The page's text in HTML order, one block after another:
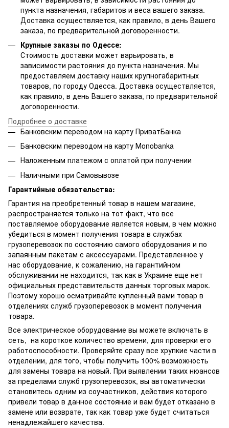
пункта назначения, габаритов и веса вашего заказа.
Доставка осуществляется, как правило, в день Вашего
заказа, по предварительной договоренности.
Крупные заказы по Одессе:
Стоимость доставки может варьировать, в
зависимости растояния до пункта назначения. Мы
предоставляем доставку наших крупногабаритных
товаров, по городу Одесса. Доставка осуществляется,
как правило, в день Вашего заказа, по предварительной
договоренности.
Подробнее о доставке
Банковским переводом на карту ПриватБанка
Банковским переводом на карту Мonobanka
Наложенным платежом с оплатой при получении
Наличными при Самовывозе
Гарантийные обязательства:
Гарантия на преобретенный товар в нашем магазине,
распространяется только на тот факт, что все
поставляемое оборудование является новым, в чем можно
убедиться в момент получения товара в службах
грузоперевозок по состоянию самого оборудования и по
запаянным пакетам с аксессуарами. Представленное у
нас оборудование, к сожалению, на гарантийном
обслуживании не находится, так как в Украине еще нет
официальных представительств данных торговых марок.
Поэтому хорошо осматривайте купленный вами товар в
отделениях служб грузоперевозок в момент получения
товара.
Все электрическое оборудование вы можете включать в
сеть, на короткое количество времени, для проверки его
работоспособности. Проверяйте сразу все хрупкие части в
отделении, для того, чтобы получить 100% возможность
для замены товара на новый. При выявлении таких нюансов
за пределами служб грузоперевозок, вы автоматически
становитесь одним из соучастников, действия которого
привели товар в данное состояние и вам будет отказано в
замене или возврате, так как товар уже будет считаться
ненадлежайшего качества.